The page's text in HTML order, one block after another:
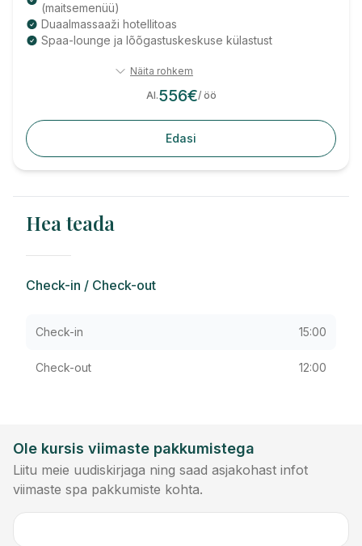
(maitsemenüü)
Duaalmassaaži hotellitoas
Spaa-lounge ja lõõgastuskeskuse külastust
Näita rohkem
Al.556€/ öö
Edasi
Hea teada
Check-in / Check-out
Check-in 15:00
Check-out 12:00
Ole kursis viimaste pakkumistega
Liitu meie uudiskirjaga ning saad asjakohast infot
viimaste spa pakkumiste kohta.